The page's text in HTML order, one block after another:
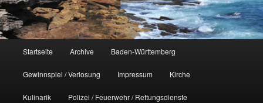
Startseite Archive Baden-Württemberg
Gewinnspiel / Verlosung Impressum Kirche
Kulinarik Polizei / Feuerwehr / Rettungsdienste